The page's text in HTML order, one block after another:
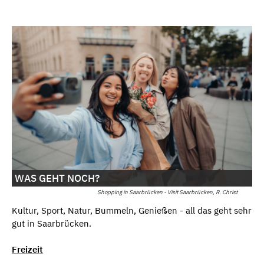
Shopping in Saarbrücken - Visit Saarbrücken, R. Christ
WAS GEHT NOCH?
Kultur, Sport, Natur, Bummeln, Genießen - all das geht sehr
gut in Saarbrücken.
Freizeit